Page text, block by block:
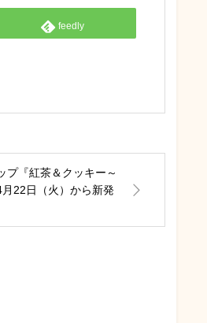
feedly
プ『紅茶＆クッキー～
22日（火）から新発